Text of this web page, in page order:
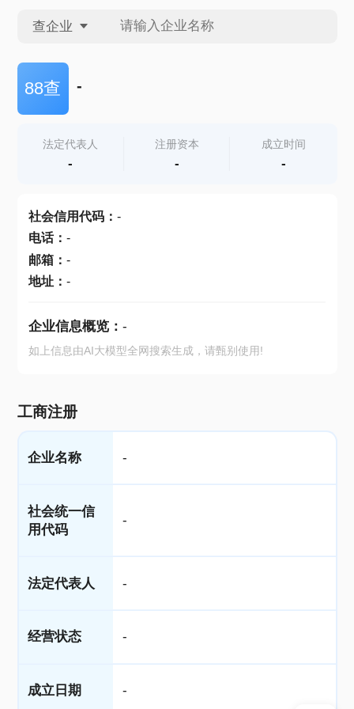
查企业
查企业
查产地
88查 -
法定代表人
-
注册资本
-
成立时间
-
社会信用代码： -
电话： -
邮箱： -
地址： -
企业信息概览： -
如上信息由AI大模型全网搜索生成，请甄别使用!
工商注册
企业名称 -
社会统一信
用代码
-
法定代表人 -
经营状态 -
成立日期 -